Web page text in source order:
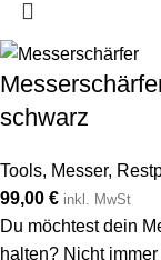
schwarz
Tools, Messer,
99,00 € inkl. MwSt
Du möchtest dein
halten? Nicht